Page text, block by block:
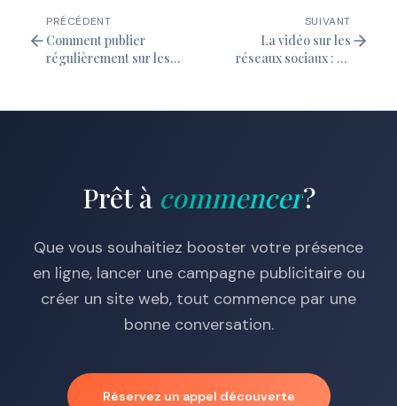
PRÉCÉDENT
Comment publier
régulièrement sur les
SUIVANT
La vidéo sur les
réseaux sociaux : un
audience
Prêt à commencer?
Que vous souhaitiez booster votre présence
en ligne, lancer une campagne publicitaire ou
créer un site web, tout commence par une
bonne conversation.
Réservez un appel découverte